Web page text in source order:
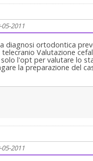
2011
diagnosi ortodontica
telecranio Valutazione
l'opt per valutare lo
la preparazione del
2011